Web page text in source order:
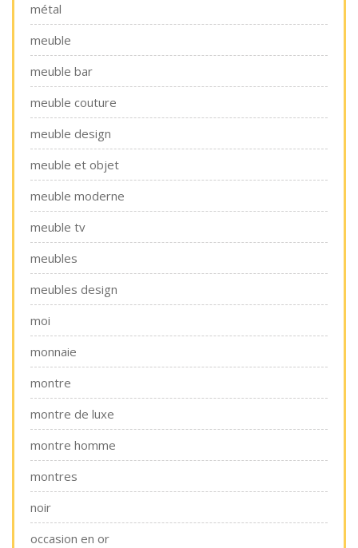
métal
meuble
meuble bar
meuble couture
meuble design
meuble et objet
meuble moderne
meuble tv
meubles
meubles design
moi
monnaie
montre
montre de luxe
montre homme
montres
noir
occasion en or